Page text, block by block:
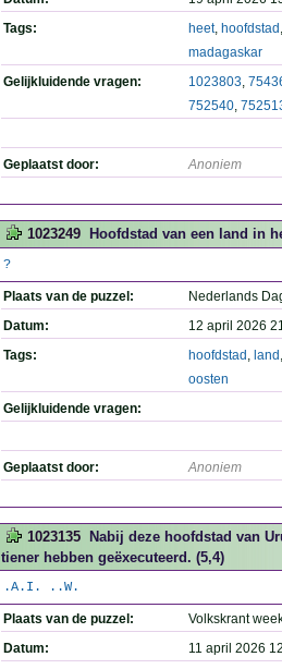
Tags:
heet, hoofdstad ,
madagaskar
Gelijkluidende vragen:
1023803,
752540,
Geplaatst door: Anoniem
1023249 Hoofdstad van een land in
?
Plaats van de puzzel:
Nederlands
Datum:
12 april 2026
Tags:
hoofdstad , land
oosten
Gelijkluidende vragen:
Geplaatst door: Anoniem
1023135
Nabij deze hoofdstad van
tiener hebben geëxecuteerd. (5,4)
.A.I. ..W.
Plaats van de puzzel:
Volkskrant
Datum:
11 april 2026